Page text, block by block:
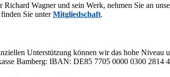
Ri­chard Wag­ner und sein Werk, neh­men Sie an
Sie un­terMit­glied­schaft.
Un­ter­stüt­zung kön­nen wir das hohe Ni­veau
Bam­berg: IBAN: DE85 7705 0000 0300